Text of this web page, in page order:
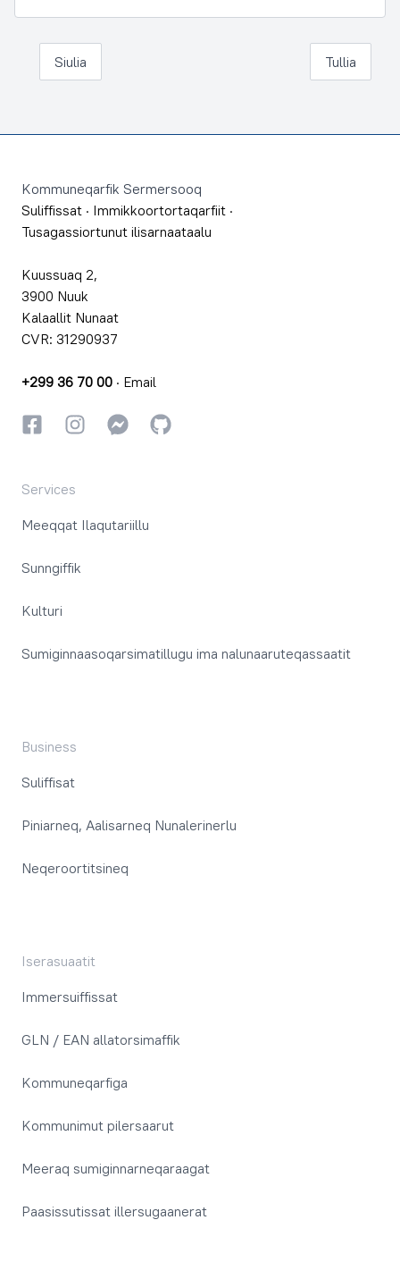
Siulia Tullia
Kommuneqarfik Sermersooq
Suliffissat · Immikkoortortaqarfiit ·
Tusagassiortunut ilisarnaataalu
Kuussuaq 2,
3900 Nuuk
Kalaallit Nunaat
CVR: 31290937
+299 36 70 00 · Email
FacebookkiInstagrammiInstagrammi
GitHub
Services
Meeqqat Ilaqutariillu
Sunngiffik
Kulturi
Sumiginnaasoqarsimatillugu ima nalunaaruteqassaatit
Business
Suliffisat
Piniarneq, Aalisarneq Nunalerinerlu
Neqeroortitsineq
Iserasuaatit
Immersuiffissat
GLN / EAN allatorsimaffik
Kommuneqarfiga
Kommunimut pilersaarut
Meeraq sumiginnarneqaraagat
Paasissutissat illersugaanerat